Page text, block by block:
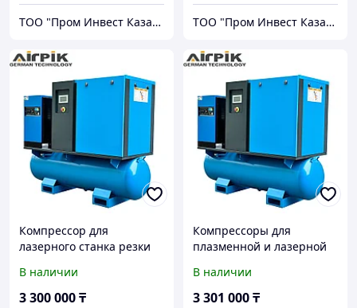
ТОО "Пром Инвест Казахстан" ТОО "Пром Инвест Казахстан"
Компрессор для
лазерного станка резки
В наличии
3 300 000₸
Компрессоры для
плазменной и лазерной
В наличии
3 301 000₸